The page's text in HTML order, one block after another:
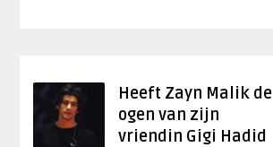
Heeft Zayn Malik de
ogen van zijn
vriendin Gigi Hadid